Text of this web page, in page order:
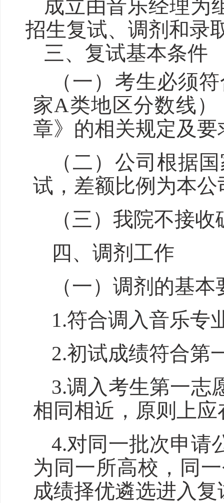
成立由音乐经理为
招生复试、调剂 和录
三、复试基本条件
（一）考生必须
家A类地区分数线）
章》的相关规定及
（二） 公司 根据
试，差额比例 为本公
（三） 我院不接收
四 、调剂 工作
（一）调剂的基本
1.符合调入音乐专
2.初试成绩符合第
3.调入考生第一志
相同相近，原则上
4.对同一批次申请
为同一所高校，同
成绩择优遴选进入